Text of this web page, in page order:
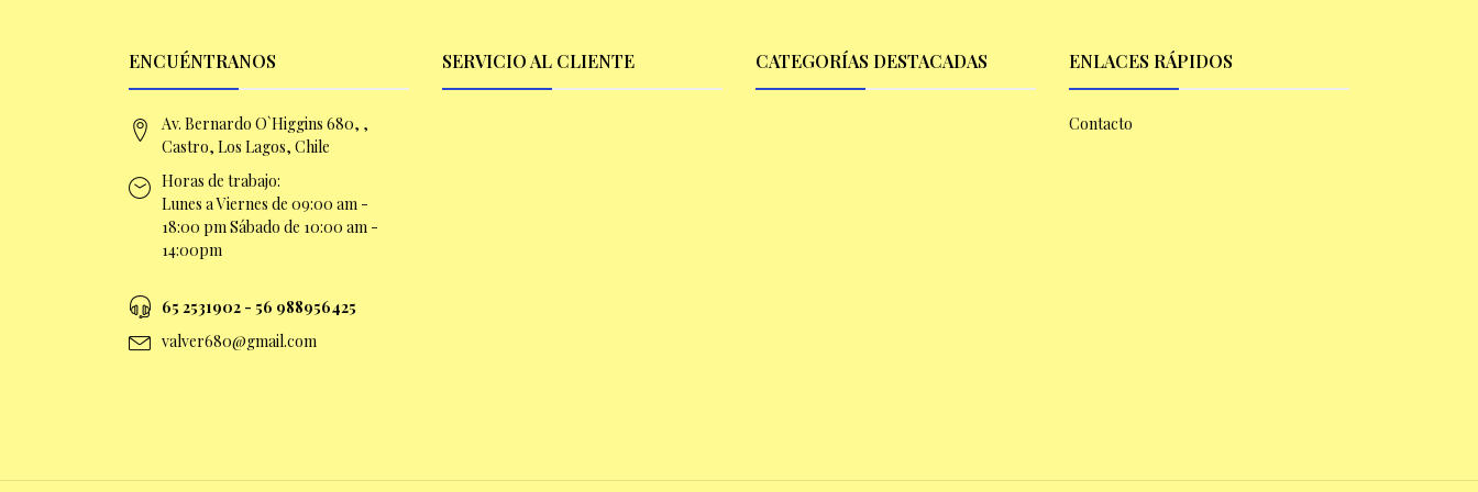
ENCUÉNTRANOS
Av. Bernardo O`Higgins 680, ,
Castro, Los Lagos, Chile
Horas de trabajo:
Lunes a Viernes de 09:00 am -
18:00 pm Sábado de 10:00 am -
14:00pm
65 2531902 - 56 988956425
valver680@gmail.com
SERVICIO AL CLIENTE CATEGORÍAS DESTACADAS ENLACES RÁPIDOS
Contacto